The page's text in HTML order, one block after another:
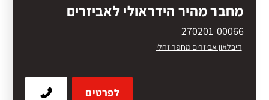
מחבר מהיר הידראולי לאביזרים
270201-00066
דיבלאון אביזרים מחפר זחלי
לפרטים